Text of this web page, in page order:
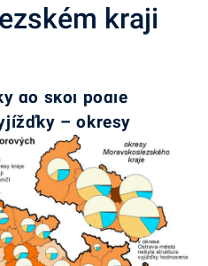
kraji
do škol podle
– okresy